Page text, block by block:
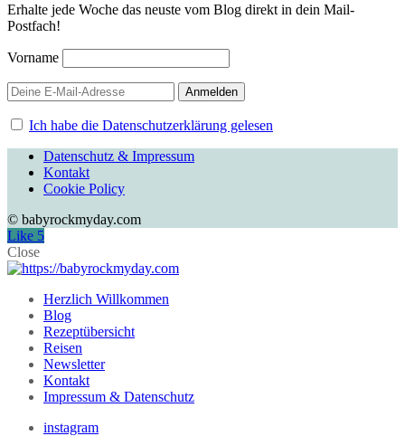
Erhalte jede Woche das neuste vom Blog direkt in dein Mail-
Postfach!
Vorname
Ich habe die Datenschutzerklärung gelesen
Datenschutz & Impressum
Kontakt
Cookie Policy
© babyrockmyday.com
Like 5
Close
Herzlich Willkommen
Blog
Rezeptübersicht
Reisen
Newsletter
Kontakt
Impressum & Datenschutz
instagram